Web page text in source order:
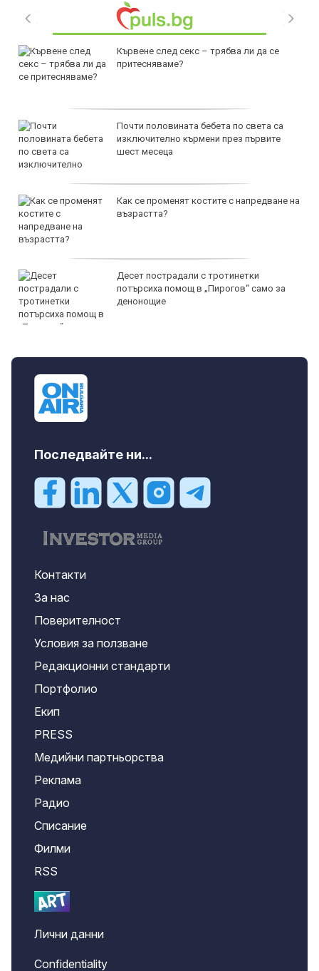
Кървене след секс – трябва ли да се
притесняваме?
Почти половината бебета по света са
изключително кърмени през първите
шест месеца
Как се променят костите с напредване на
възрастта?
Десет пострадали с тротинетки
потърсиха помощ в „Пирогов“ само за
денонощие
Последвайте ни...
Контакти
За нас
Поверителност
Условия за ползване
Редакционни стандарти
Портфолио
Екип
PRESS
Медийни партньорства
Реклама
Радио
Списание
Филми
RSS
Лични данни
Confidentiality